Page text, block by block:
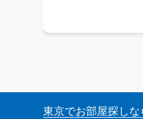
東京でお部屋探しな